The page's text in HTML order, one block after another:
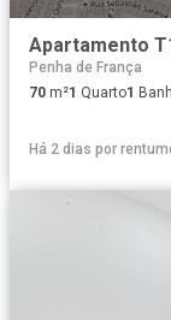
Penha de França
70 m²1 Quarto1
Há 2 dias por